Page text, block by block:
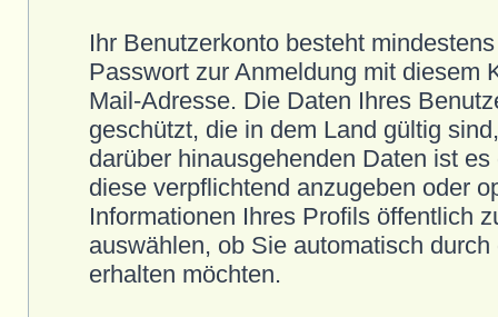
Ihr Benutzerkonto besteht
Passwort zur Anmeldung mit diesem
Mail-Adresse. Die Daten Ihres
geschützt, die in dem Land gültig
darüber hinausgehenden Daten ist
diese verpflichtend anzugeben oder
Informationen Ihres Profils öffentlich
auswählen, ob Sie automatisch
erhalten möchten.